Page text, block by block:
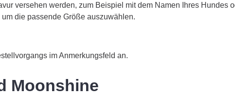
versehen werden, zum Beispiel mit dem Namen Ihres Hundes
die passende Größe auszuwählen.
im Anmerkungsfeld an.
Moonshine